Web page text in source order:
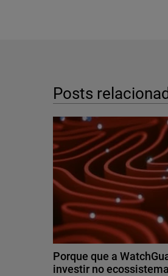
Posts
Porque que a
investir no